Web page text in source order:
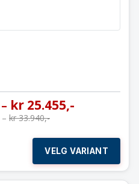
– kr 25.455,-
– kr33.940,-
VELG VARIANT